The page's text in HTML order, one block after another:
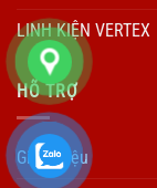
LINH KIỆN VERTEX
HÕ TRỢ
Giới Thiệu